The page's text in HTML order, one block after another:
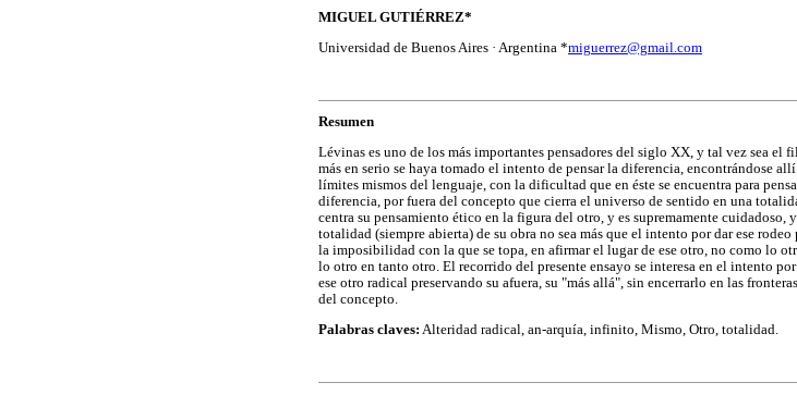
MIGUEL GUTIÉRREZ*
Universidad de Buenos Aires · Argentina *miguerrez@gmail.com
Resumen
Lévinas es uno de los más importantes pensadores del siglo XX, y tal vez sea el
más en serio se haya tomado el intento de pensar la diferencia, encontrándose
límites mismos del lenguaje, con la dificultad que en éste se encuentra para
diferencia, por fuera del concepto que cierra el universo de sentido en una
centra su pensamiento ético en la figura del otro, y es supremamente cuidadoso,
totalidad (siempre abierta) de su obra no sea más que el intento por dar ese rodeo
la imposibilidad con la que se topa, en afirmar el lugar de ese otro, no como lo
lo otro en tanto otro. El recorrido del presente ensayo se interesa en el intento
ese otro radical preservando su afuera, su "más allá", sin encerrarlo en las
del concepto.
Palabras claves: Alteridad radical, an-arquía, infinito, Mismo, Otro, totalidad.